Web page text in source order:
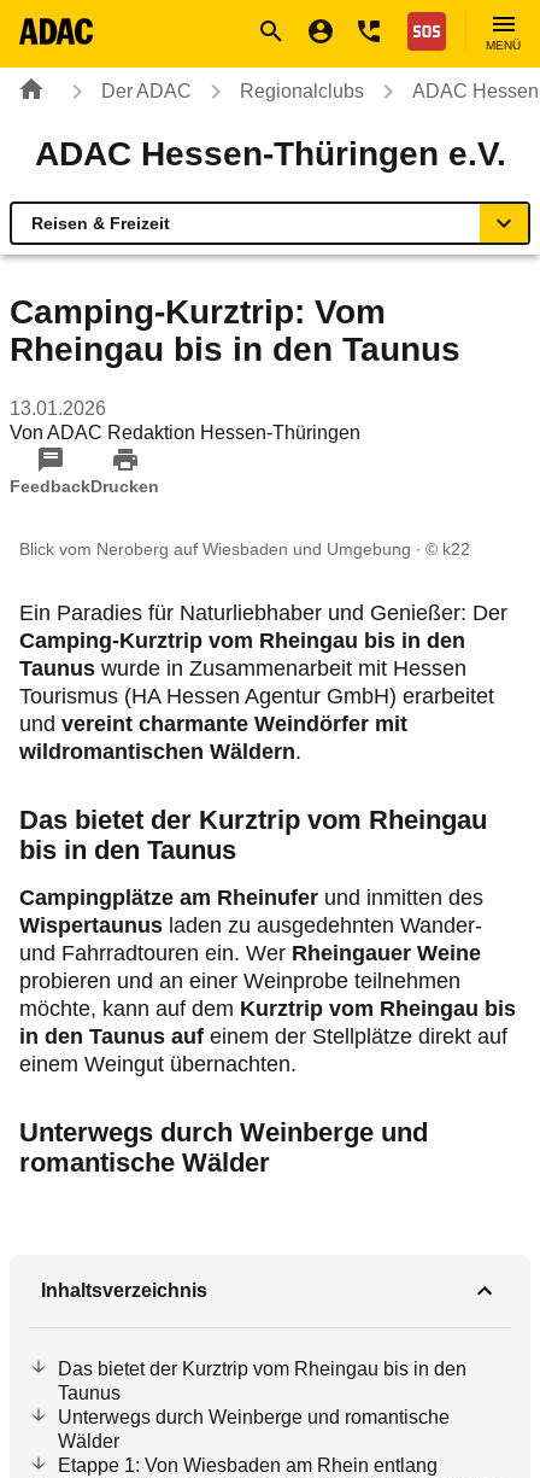
Nothilfe
MENÜ
Der ADAC Regionalclubs ADAC
ADAC Hessen-Thüringen e.V.
Reisen & Freizeit
ADAC vor Ort
Reisen & Freizeit
Sicherheit & Mobilität
Produkte & Services
Motorsport & Ortsclubs
Über uns
Camping-Kurztrip: Vom
Rheingau bis in den Taunus
13.01.2026
Von ADAC Redaktion Hessen-Thüringen
FeedbackDrucken
Blick vom Neroberg auf Wiesbaden und Umgebung © k22
Ein Paradies für Naturliebhaber und Genießer: Der
Camping-Kurztrip vom Rheingau bis in den
Taunus wurde in Zusammenarbeit mit Hessen
Tourismus (HA Hessen Agentur GmbH) erarbeitet
und vereint charmante Weindörfer mit
wildromantischen Wäldern.
Das bietet der Kurztrip vom Rheingau
bis in den Taunus
Campingplätze am Rheinufer und inmitten des
Wispertaunus laden zu ausgedehnten Wander-
und Fahrradtouren ein. Wer Rheingauer Weine
probieren und an einer Weinprobe teilnehmen
möchte, kann auf dem Kurztrip vom Rheingau bis
in den Taunus auf einem der Stellplätze direkt auf
einem Weingut übernachten.
Unterwegs durch Weinberge und
romantische Wälder
Inhaltsverzeichnis
Das bietet der Kurztrip vom Rheingau bis in den
Taunus
Unterwegs durch Weinberge und romantische
Wälder
Etappe 1: Von Wiesbaden am Rhein entlang